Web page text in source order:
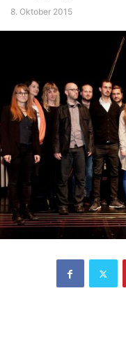
8. Oktober 2015